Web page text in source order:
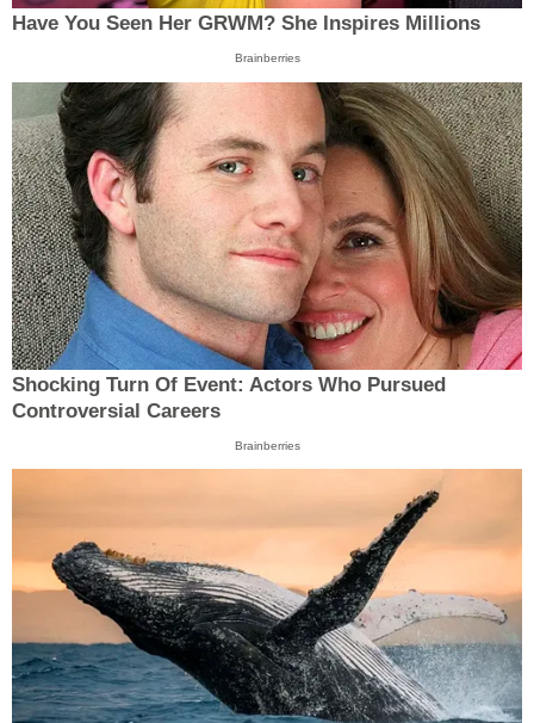
Have You Seen Her GRWM? She Inspires Millions
Brainberries
Shocking Turn Of Event: Actors Who Pursued
Controversial Careers
Brainberries